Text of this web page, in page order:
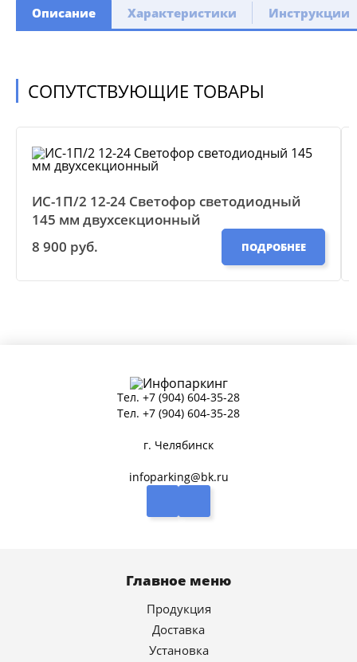
Описание Характеристики Инструкции
СОПУТСТВУЮЩИЕ ТОВАРЫ
ИС-1П/2 12-24 Светофор светодиодный
145 мм двухсекционный
8 900 руб.
ПОДРОБНЕЕ
Тел. +7 (904) 604-35-28
Тел. +7 (904) 604-35-28
г. Челябинск
infoparking@bk.ru
Главное меню
Продукция
Доставка
Установка